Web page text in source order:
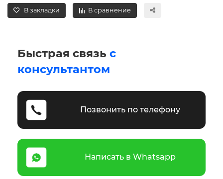
В закладки В сравнение
Быстрая связь с
консультантом
Позвонить по телефону
Написать в Whatsapp